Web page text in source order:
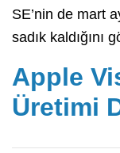
SE’nin de mart
sadık kaldığını
Apple
Üretimi